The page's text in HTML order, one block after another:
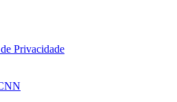
Privacidade